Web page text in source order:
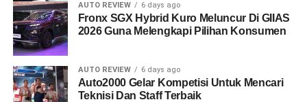
AUTO REVIEW 6 days ago
Fronx SGX Hybrid Kuro Meluncur Di GIIAS
2026 Guna Melengkapi Pilihan Konsumen
AUTO REVIEW 6 days ago
Auto2000 Gelar Kompetisi Untuk Mencari
Teknisi Dan Staff Terbaik